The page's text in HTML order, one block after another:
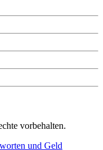
vorbehalten.